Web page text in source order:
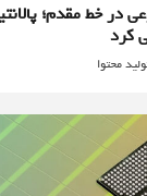
خط مقدم؛
کرد
محتوا